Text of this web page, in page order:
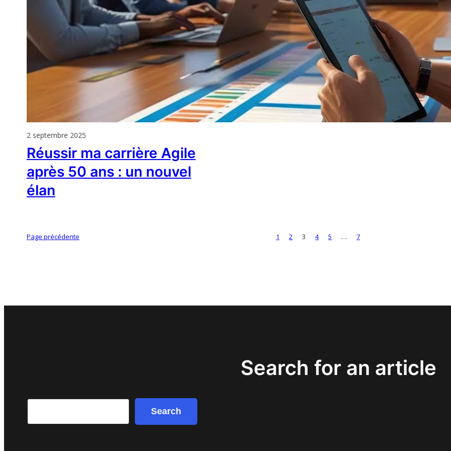
2 septembre 2025
Réussir ma carrière Agile
après 50 ans : un nouvel
élan
Page précédente 1 2 3 4 5 … 7
Search for an article
Search
Search